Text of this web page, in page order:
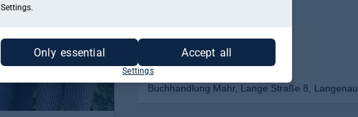
Buchhandlung Mahr, Lange Straße 8, Langenau
Settings.
Only essential Accept all
Settings